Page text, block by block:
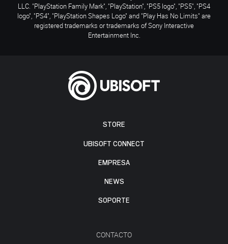
STORE
UBISOFT CONNECT
EMPRESA
NEWS
SOPORTE
CONTACTO
LLC. "PlayStation Family Mark", "PlayStation", "PS5 logo", "PS5", "PS4
logo", "PS4", "PlayStation Shapes Logo" and "Play Has No Limits" are
registered trademarks or trademarks of Sony Interactive
Entertainment Inc.